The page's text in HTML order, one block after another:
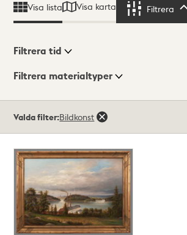
Visa lista Visa karta Filtrera
Visningsläge
Filtrera tid
Filtrera materialtyper
träffar
Valda filter:Bildkonst